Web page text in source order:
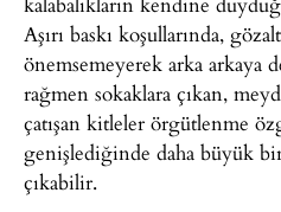
Aşırı baskı koşullarında,
önemsemeyerek arka arkaya
rağmen sokaklara çıkan,
çatışan kitleler örgütlenme
genişlediğinde daha büyük bir
çıkabilir.